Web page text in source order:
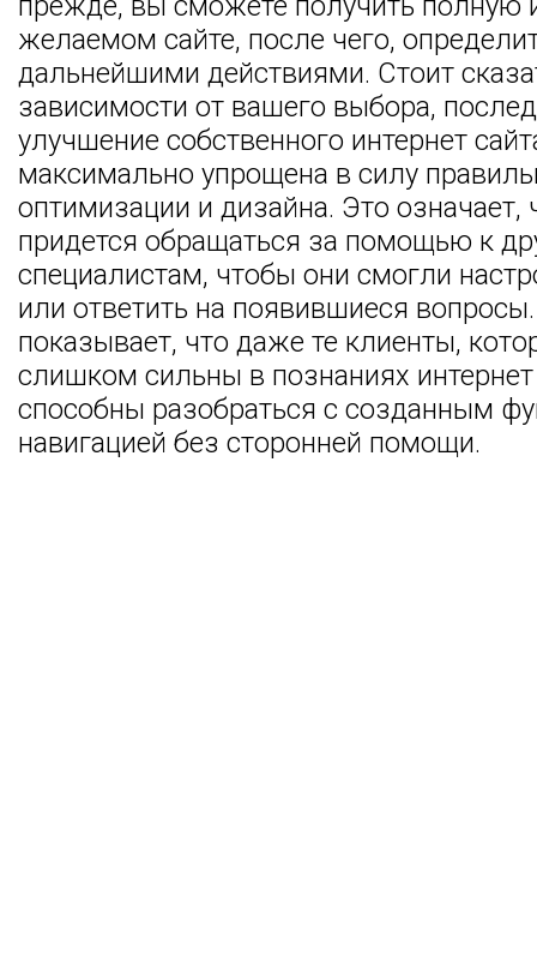
желаемом сайте, после чего,
дальнейшими действиями. Стоит
зависимости от вашего выбора,
улучшение собственного интернет
максимально упрощена в силу
оптимизации и дизайна. Это означает,
придется обращаться за помощью к
специалистам, чтобы они смогли
или ответить на появившиеся
показывает, что даже те клиенты,
слишком сильны в познаниях интернет
способны разобраться с созданным
навигацией без сторонней помощи.